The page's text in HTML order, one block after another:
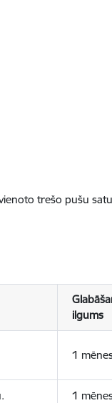
trešo pušu
ilgums
1
1